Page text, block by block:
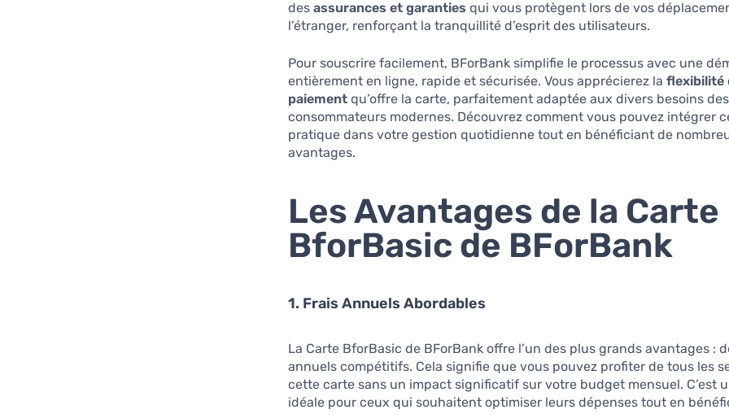
desassurances et garanties qui vous protègent lors de vos
l’étranger, renforçant la tranquillité d’esprit des utilisateurs.
Pour souscrire facilement, BForBank simplifie le processus avec une
entièrement en ligne, rapide et sécurisée. Vous apprécierez laflexibilité
paiement qu’offre la carte, parfaitement adaptée aux divers besoins des
consommateurs modernes. Découvrez comment vous pouvez intégrer
pratique dans votre gestion quotidienne tout en bénéficiant de
avantages.
Les Avantages de la Carte
BforBasic de BForBank
1. Frais Annuels Abordables
La Carte BforBasic de BForBank offre l’un des plus grands avantages :
annuels compétitifs. Cela signifie que vous pouvez profiter de tous les
cette carte sans un impact significatif sur votre budget mensuel. C’est
idéale pour ceux qui souhaitent optimiser leurs dépenses tout en